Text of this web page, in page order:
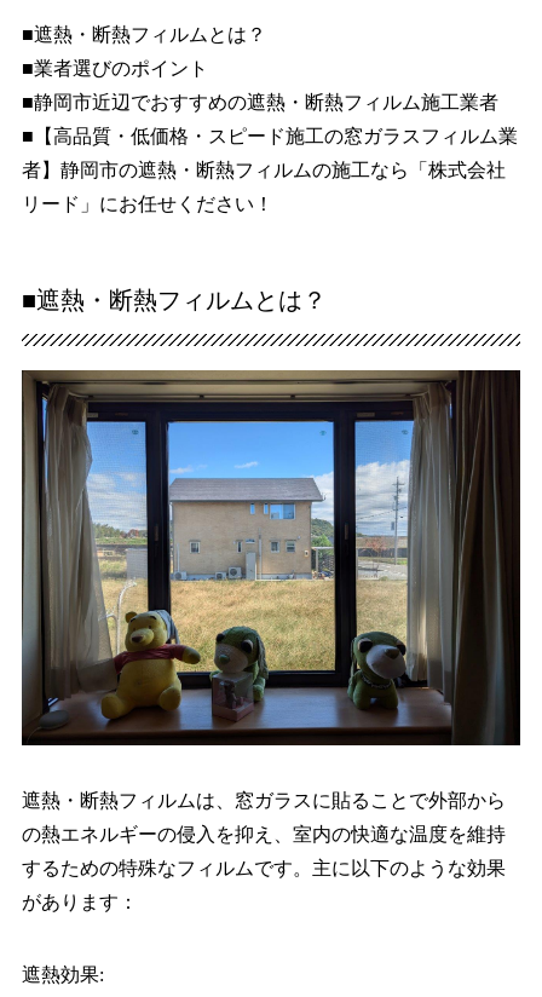
■遮熱・断熱フィルムとは？
■業者選びのポイント
■静岡市近辺でおすすめの遮熱・断熱フィルム施工業者
■【高品質・低価格・スピード施工の窓ガラスフィルム業
者】静岡市の遮熱・断熱フィルムの施工なら「株式会社
リード」にお任せください！
■遮熱・断熱フィルムとは？
遮熱・断熱フィルムは、窓ガラスに貼ることで外部から
の熱エネルギーの侵入を抑え、室内の快適な温度を維持
するための特殊なフィルムです。主に以下のような効果
があります：
遮熱効果: